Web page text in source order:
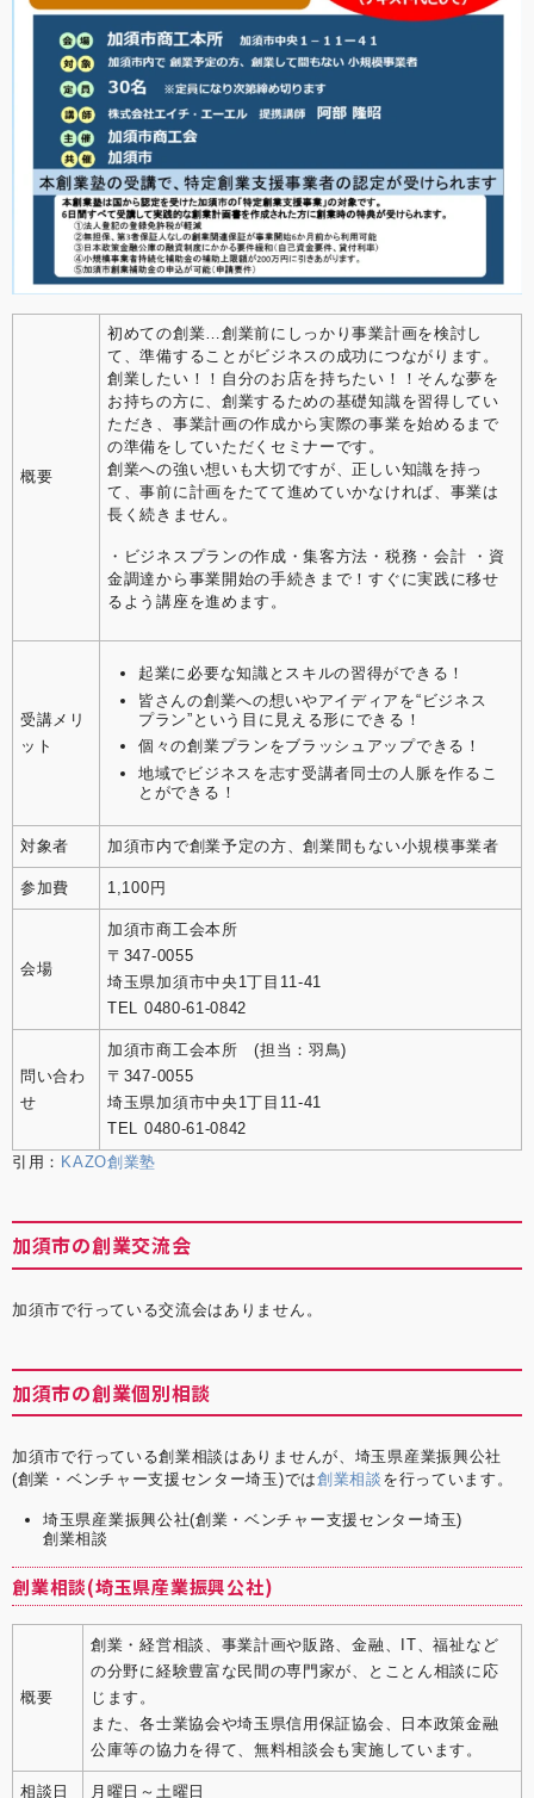
概要
初めての創業…創業前にしっかり事業計画を検討し
て、準備することがビジネスの成功につながります。
創業したい！！自分のお店を持ちたい！！そんな夢を
お持ちの方に、創業するための基礎知識を習得してい
ただき、事業計画の作成から実際の事業を始めるまで
の準備をしていただくセミナーです。
創業への強い想いも大切ですが、正しい知識を持っ
て、事前に計画をたてて進めていかなければ、事業は
長く続きません。
・ビジネスプランの作成・集客方法・税務・会計 ・資
金調達から事業開始の手続きまで！すぐに実践に移せ
るよう講座を進めます。
受講メリ
ット
起業に必要な知識とスキルの習得ができる！
皆さんの創業への想いやアイディアを“ビジネス
プラン”という目に見える形にできる！
個々の創業プランをブラッシュアップできる！
地域でビジネスを志す受講者同士の人脈を作るこ
とができる！
対象者 加須市内で創業予定の方、創業間もない小規模事業者
参加費 1,100円
会場
加須市商工会本所
〒347-0055
埼玉県加須市中央1丁目11-41
TEL 0480-61-0842
問い合わ
せ
加須市商工会本所 (担当：羽鳥)
〒347-0055
埼玉県加須市中央1丁目11-41
TEL 0480-61-0842
引用： KAZO創業塾
加須市の創業交流会
加須市で行っている交流会はありません。
加須市の創業個別相談
加須市で行っている創業相談はありませんが、埼玉県産業振興公社
(創業・ベンチャー支援センター埼玉)では創業相談 を行っています。
埼玉県産業振興公社(創業・ベンチャー支援センター埼玉)
創業相談
創業相談(埼玉県産業振興公社)
概要
創業・経営相談、事業計画や販路、金融、IT、福祉など
の分野に経験豊富な民間の専門家が、とことん相談に応
じます。
また、各士業協会や埼玉県信用保証協会、日本政策金融
公庫等の協力を得て、無料相談会も実施しています。
相談日 月曜日～土曜日